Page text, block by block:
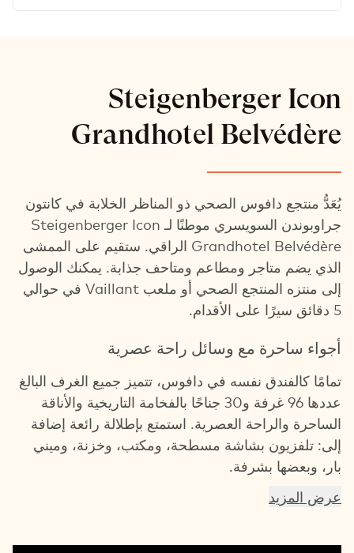
Steigenberger Icon
Grandhotel Belvédère
يُعَدُّ منتجع دافوس الصحي ذو المناظر الخلابة في كانتون
جراوبوندن السويسري موطنًا لـ Steigenberger Icon
Grandhotel Belvédère الراقي. ستقيم على الممشى
الذي يضم متاجر ومطاعم ومتاحف جذابة. يمكنك الوصول
إلى منتزه المنتجع الصحي أو ملعب Vaillant في حوالي
5 دقائق سيرًا على الأقدام.
أجواء ساحرة مع وسائل راحة عصرية
تمامًا كالفندق نفسه في دافوس، تتميز جميع الغرف البالغ
عددها 96 غرفة و30 جناحًا بالفخامة التاريخية والأناقة
الساحرة والراحة العصرية. استمتع بإطلالة رائعة إضافة
إلى: تلفزيون بشاشة مسطحة، ومكتب، وخزنة، وميني
بار، وبعضها بشرفة.
عرض المزيد